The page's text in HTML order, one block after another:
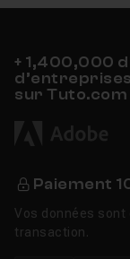
+ 1,400,000
sur Tuto.com
Paiement
Vos données
transaction.